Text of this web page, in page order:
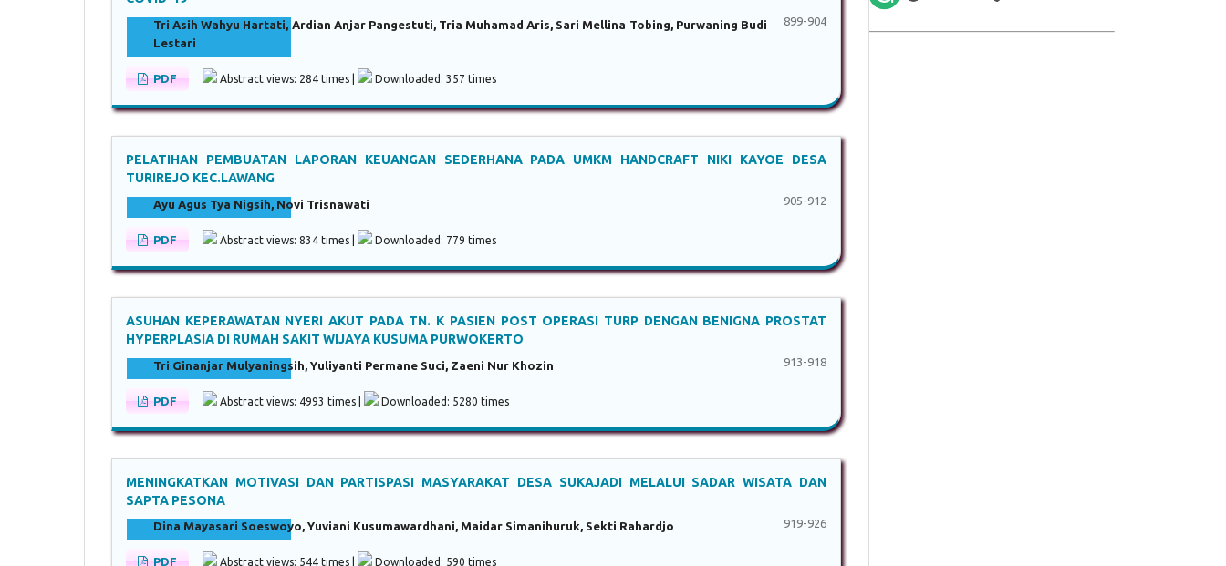
Tri Asih Wahyu Hartati, Ardian Anjar Pangestuti, Tria Muhamad Aris, Sari Mellina Tobing, Purwaning Budi
Lestari
899-904
PDF Abstract views: 284 times | Downloaded: 357 times
PELATIHAN PEMBUATAN LAPORAN KEUANGAN SEDERHANA PADA UMKM HANDCRAFT NIKI KAYOE DESA
TURIREJO KEC.LAWANG
Ayu Agus Tya Nigsih, Novi Trisnawati 905-912
PDF Abstract views: 834 times | Downloaded: 779 times
ASUHAN KEPERAWATAN NYERI AKUT PADA TN. K PASIEN POST OPERASI TURP DENGAN BENIGNA PROSTAT
HYPERPLASIA DI RUMAH SAKIT WIJAYA KUSUMA PURWOKERTO
Tri Ginanjar Mulyaningsih, Yuliyanti Permane Suci, Zaeni Nur Khozin 913-918
PDF Abstract views: 4993 times | Downloaded: 5280 times
MENINGKATKAN MOTIVASI DAN PARTISPASI MASYARAKAT DESA SUKAJADI MELALUI SADAR WISATA DAN
SAPTA PESONA
Dina Mayasari Soeswoyo, Yuviani Kusumawardhani, Maidar Simanihuruk, Sekti Rahardjo 919-926
PDF Abstract views: 544 times | Downloaded: 590 times